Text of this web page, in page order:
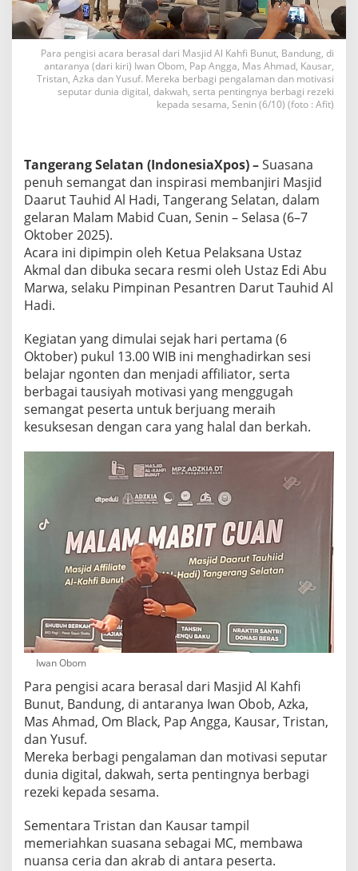
O
b
o
m
A
j
a
t
J
a
d
i
u
t
w
M
u
l
m
D
r
m
a
w
n
Para pengisi acara berasal dari Masjid Al Kahfi Bunut, Bandung, di
antaranya (dari kiri) Iwan Obom, Pap Angga, Mas Ahmad, Kausar,
Tristan, Azka dan Yusuf. Mereka berbagi pengalaman dan motivasi
seputar dunia digital, dakwah, serta pentingnya berbagi rezeki
kepada sesama, Senin (6/10) (foto : Afit)
Tangerang Selatan (IndonesiaXpos) –Suasana
penuh semangat dan inspirasi membanjiri Masjid
Daarut Tauhid Al Hadi, Tangerang Selatan, dalam
gelaran Malam Mabid Cuan, Senin – Selasa (6–7
Oktober 2025).
Acara ini dipimpin oleh Ketua Pelaksana Ustaz
Akmal dan dibuka secara resmi oleh Ustaz Edi Abu
Marwa, selaku Pimpinan Pesantren Darut Tauhid Al
Hadi.
Kegiatan yang dimulai sejak hari pertama (6
Oktober) pukul 13.00 WIB ini menghadirkan sesi
belajar ngonten dan menjadi affiliator, serta
berbagai tausiyah motivasi yang menggugah
semangat peserta untuk berjuang meraih
kesuksesan dengan cara yang halal dan berkah.
Iwan Obom
Para pengisi acara berasal dari Masjid Al Kahfi
Bunut, Bandung, di antaranya Iwan Obob, Azka,
Mas Ahmad, Om Black, Pap Angga, Kausar, Tristan,
dan Yusuf.
Mereka berbagi pengalaman dan motivasi seputar
dunia digital, dakwah, serta pentingnya berbagi
rezeki kepada sesama.
Sementara Tristan dan Kausar tampil
memeriahkan suasana sebagai MC, membawa
nuansa ceria dan akrab di antara peserta.